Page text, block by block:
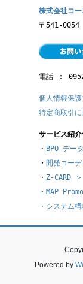
株式会社コ
〒541-0054
電話 ：
個人情報保
特定商取引
サービス紹介
・BPO デー
・ 開発コー
・ Z-CARD ＞
・MAP
・システム
Powered by